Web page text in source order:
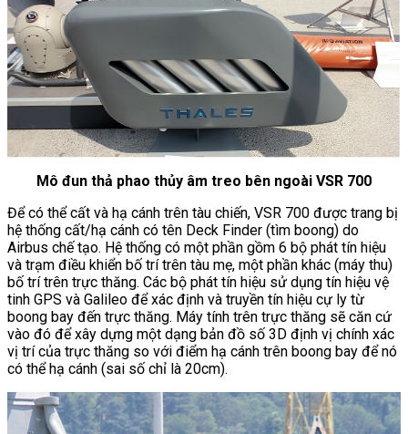
Mô đun thả phao thủy âm treo bên ngoài VSR 700
Để có thể cất và hạ cánh trên tàu chiến, VSR 700 được trang bị
hệ thống cất/hạ cánh có tên Deck Finder (tìm boong) do
Airbus chế tạo. Hệ thống có một phần gồm 6 bộ phát tín hiệu
và trạm điều khiển bố trí trên tàu mẹ, một phần khác (máy thu)
bố trí trên trực thăng. Các bộ phát tín hiệu sử dụng tín hiệu vệ
tinh GPS và Galileo để xác định và truyền tín hiệu cự ly từ
boong bay đến trực thăng. Máy tính trên trực thăng sẽ căn cứ
vào đó để xây dựng một dạng bản đồ số 3D định vị chính xác
vị trí của trực thăng so với điểm hạ cánh trên boong bay để nó
có thể hạ cánh (sai số chỉ là 20cm).